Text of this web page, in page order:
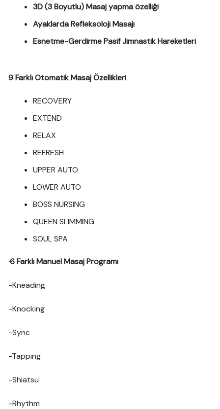
3D (3 Boyutlu) Masaj yapma özelliği
Ayaklarda Refleksoloji Masajı
Esnetme-Gerdirme Pasif Jimnastik Hareketleri
9 Farklı Otomatik Masaj Özellikleri
RECOVERY
EXTEND
RELAX
REFRESH
UPPER AUTO
LOWER AUTO
BOSS NURSING
QUEEN SLIMMING
SOUL SPA
·6 Farklı Manuel Masaj Programı
-Kneading
-Knocking
-Sync
-Tapping
-Shiatsu
-Rhythm